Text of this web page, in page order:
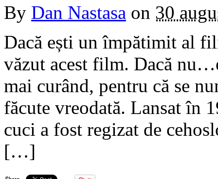
By Dan Nastasa on 30
Dacă ești un împătimit al
văzut acest film. Dacă
mai curând, pentru că se
făcute vreodată. Lansat în
cuci a fost regizat de
[…]